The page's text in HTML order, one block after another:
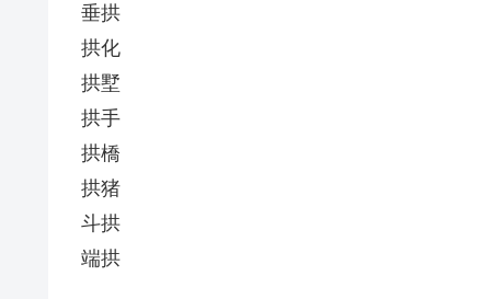
垂拱
拱化
拱墅
拱手
拱橋
拱猪
斗拱
端拱